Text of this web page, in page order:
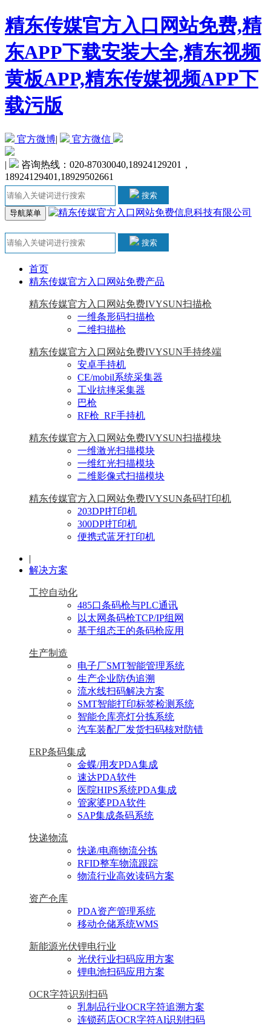
精东传媒官方入口网站免费,精
东APP下载安装大全,精东视频
黄板APP,精东传媒视频APP下
载污版
官方微博| 官方微信
|
咨询热线：020-87030040,18924129201，
18924129401,18929502661
搜索
导航菜单
搜索
首页
精东传媒官方入口网站免费产品
精东传媒官方入口网站免费IVYSUN扫描枪
一维条形码扫描枪
二维扫描枪
精东传媒官方入口网站免费IVYSUN手持终端
安卓手持机
CE/mobil系统采集器
工业抗摔采集器
巴枪
RF枪_RF手持机
精东传媒官方入口网站免费IVYSUN扫描模块
一维激光扫描模块
一维红光扫描模块
二维影像式扫描模块
精东传媒官方入口网站免费IVYSUN条码打印机
203DPI打印机
300DPI打印机
便携式蓝牙打印机
|
解决方案
工控自动化
485口条码枪与PLC通讯
以太网条码枪TCP/IP组网
基于组态王的条码枪应用
生产制造
电子厂SMT智能管理系统
生产企业防伪追溯
流水线扫码解决方案
SMT智能打印标签检测系统
智能仓库亮灯分拣系统
汽车装配厂发货扫码核对防错
ERP条码集成
金蝶/用友PDA集成
速达PDA软件
医院HIPS系统PDA集成
管家婆PDA软件
SAP集成条码系统
快递物流
快递/电商物流分拣
RFID整车物流跟踪
物流行业高效读码方案
资产仓库
PDA资产管理系统
移动仓储系统WMS
新能源光伏锂电行业
光伏行业扫码应用方案
锂电池扫码应用方案
OCR字符识别扫码
乳制品行业OCR字符追溯方案
连锁药店OCR字符AI识别扫码